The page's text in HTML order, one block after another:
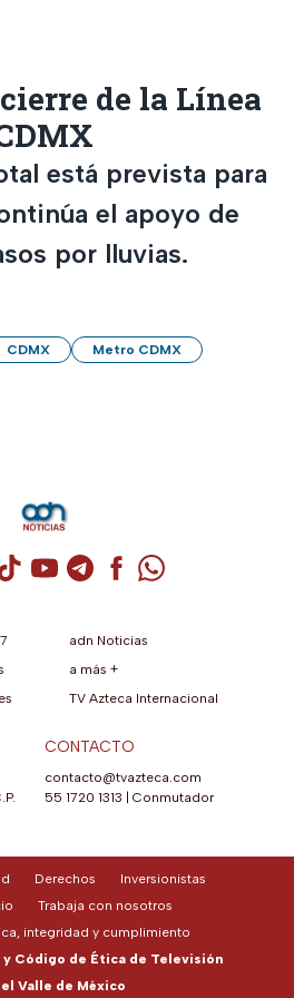
de la Línea
está prevista para
el apoyo de
por lluvias.
CDMX Metro CDMX
de X / Twitter (se abre en una
de Instagram (se abre en una
Cuenta de TikTok (se abre en
Cuenta de YouTube (se abre
Cuenta de Telegram (se
Cuenta de
Cuenta de
adn Noticias
a más +
TV Azteca Internacional
CONTACTO
contacto@tvazteca.com
55 1720 1313 | Conmutador
Derechos
Inversionistas
Trabaja con nosotros
integridad y cumplimiento
Código de Ética de Televisión
Valle de México